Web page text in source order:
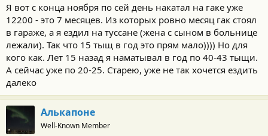
Я вот с конца ноября по сей день накатал на гаке уже
12200 - это 7 месяцев. Из которых ровно месяц гак стоял
в гараже, а я ездил на туссане (жена с сыном в больнице
лежали). Так что 15 тыщ в год это прям мало)))) Но для
кого как. Лет 15 назад я наматывал в год по 40-43 тыщи.
А сейчас уже по 20-25. Старею, уже не так хочется ездить
далеко
Алькапоне
Well-Known Member